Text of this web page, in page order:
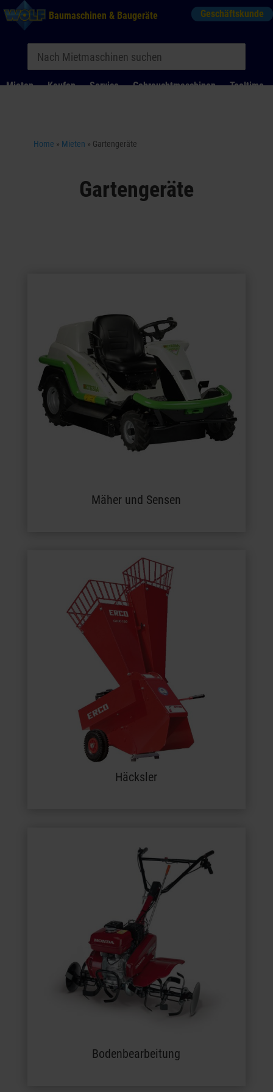
Baumaschinen & Baugeräte Geschäftskunde
Mieten Kaufen Service Gebrauchtmaschinen Tooltime
Home » Mieten » Gartengeräte
Gartengeräte
Mäher und Sensen
Häcksler
Bodenbearbeitung